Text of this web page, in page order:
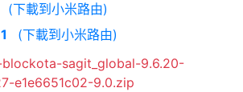
(下載到小米路由)
(下載到小米路由)
blockota-sagit_global-9.6.20-
e1e6651c02-9.0.zip